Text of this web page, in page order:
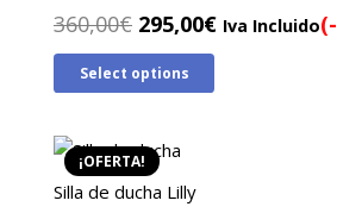
360,00€ El
precio
original
360,00€.
295,00€ElIva Incluido
Select options
¡OFERTA!
Silla de ducha Lilly